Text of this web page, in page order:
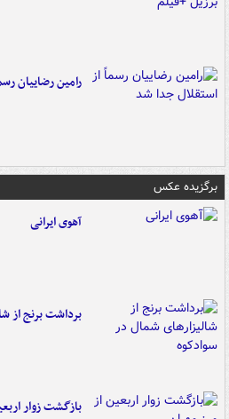
رامین رضاییان
برگزیده عکس
آهوی ایرانی
برداشت برنج از
بازگشت زوار